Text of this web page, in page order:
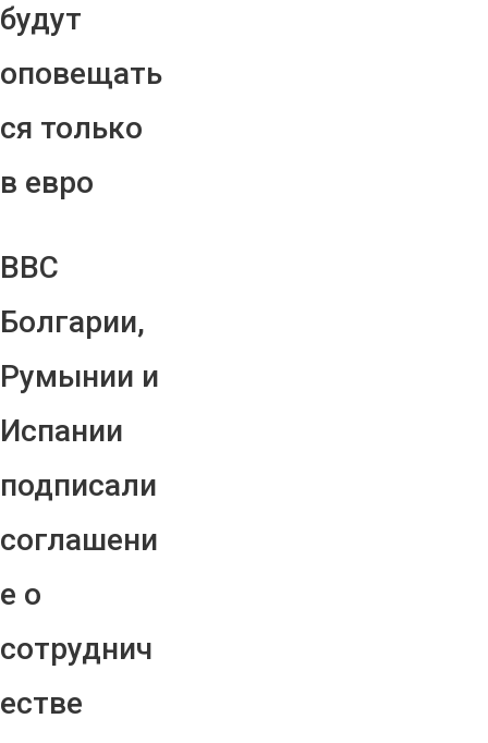
будут
оповещать
ся только
в евро
ВВС
Болгарии,
Румынии и
Испании
подписали
соглашени
е о
сотруднич
естве